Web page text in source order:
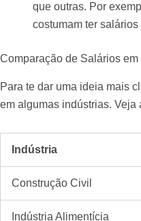
que outras. Por
costumam ter salários
Comparação de Salários
Para te dar uma ideia mais
em algumas indústrias. Veja
Indústria
Construção Civil
Indústria Alimentícia